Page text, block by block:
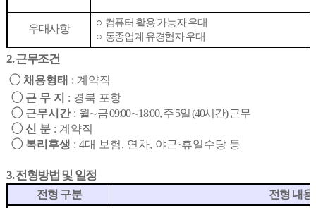
우대사항 ○ 컴퓨터 활용 가능자 우대
○ 동종업계 유경험자 우대
2.근무조건
◯ 채용형태 : 계약직
◯ 근 무 지 : 경북 포항
◯ 근무시간 : 월∼금09:00∼18:00,주5일(40시간)근무
◯ 신 분 : 계약직
◯ 복리후생 : 4대 보험, 연차, 야근·휴일수당 등
3.전형방법 및 일정
전형 구분 전형 내용